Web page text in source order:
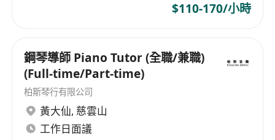
$110-170/小時
鋼琴導師 Piano Tutor (全職/兼職)
(Full-time/Part-time)
柏斯琴行有限公司
黃大仙, 慈雲山
工作日面議